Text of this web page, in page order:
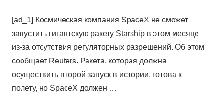
[ad_1] Космическая компания SpaceX не сможет
запустить гигантскую ракету Starship в этом месяце
из-за отсутствия регуляторных разрешений. Об этом
сообщает Reuters. Ракета, которая должна
осуществить второй запуск в истории, готова к
полету, но SpaceX должен …